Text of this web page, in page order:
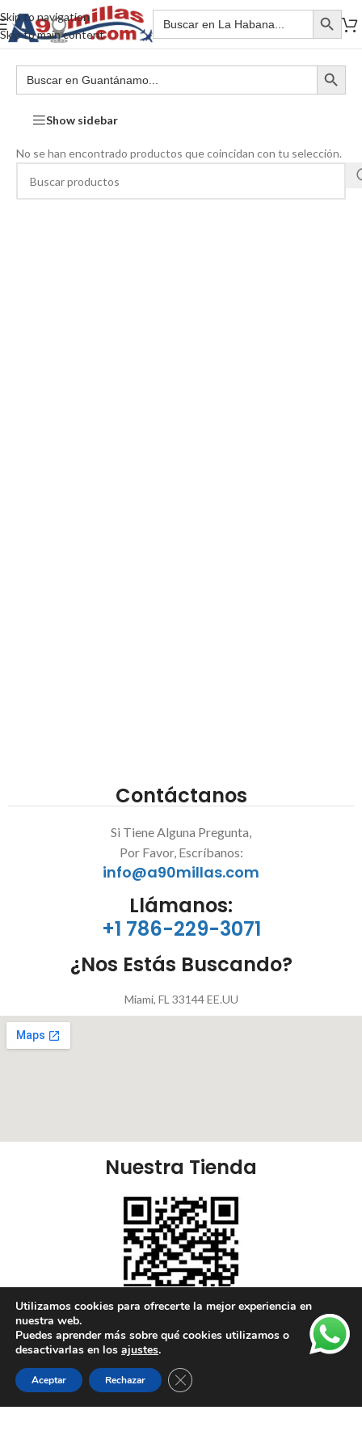
Skip to navigation
Skip to main content
Show sidebar
No se han encontrado productos que coincidan con tu selección.
Contáctanos
Si Tiene Alguna Pregunta,
Por Favor, Escríbanos:
info@a90millas.com
Llámanos:
+1 786-229-3071
¿Nos Estás Buscando?
Miami, FL 33144 EE.UU
Nuestra Tienda
Nuestras Redes:
de deseos
CarritoMi cuenta
Utilizamos cookies para ofrecerte la mejor experiencia en
nuestra web.
Puedes aprender más sobre qué cookies utilizamos o
desactivarlas en los ajustes.
Aceptar Rechazar Cerrar el banner de cookies RGPD